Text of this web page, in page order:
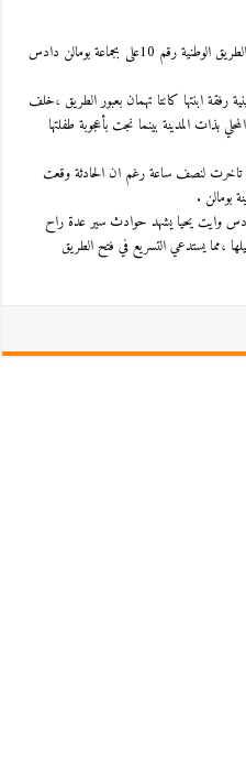
وقعت حادثة سير عصر يوم الخميس 22 نونبر على الطريق الوطنية رقم 10على بجماعة بومالن دادس
ابنتها كانتا تهمان بعبور الطريق ،خلف
بذات المدينة بينما نجت بأعجوبة طفلتها
تاخرت لنصف ساعة رغم ان الحادثة وقعت
بومالن .
دادس وايت يحيا يشهد حوادث سير عدة راح
،مما يستدعي التسريع في فتح الطريق